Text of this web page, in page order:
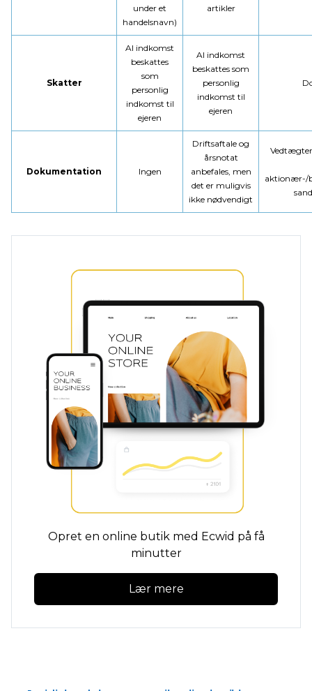
under et
handelsnavn)
artikler
Skatter
Al indkomst
beskattes
som
personlig
indkomst til
ejeren
Al indkomst
beskattes som
personlig
indkomst til
ejeren
Dokumentation Ingen
Driftsaftale og
årsnotat
anbefales, men
det er muligvis
ikke nødvendigt
aktionær-/
Opret en online butik med Ecwid på få
minutter
Lær mere